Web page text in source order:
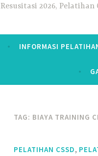
Resusitasi 2026, Pelatihan
INFORMASI
TAG: BIAYA TRAINING
PELATIHAN CSSD,